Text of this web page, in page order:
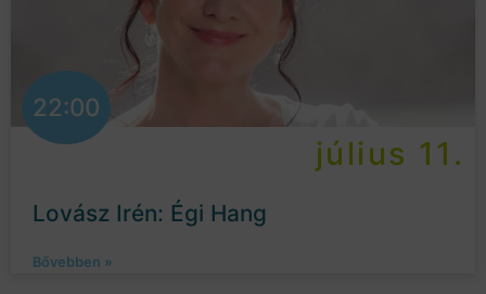
22:00
július 11.
Lovász Irén: Égi Hang
Bővebben »